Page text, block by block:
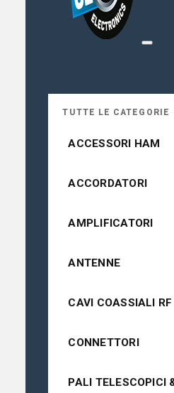
TUTTE LE CATEGORIE
ACCESSORI HAM
ACCORDATORI
AMPLIFICATORI
ANTENNE
CAVI COASSIALI RF
CONNETTORI
PALI TELESCOPICI